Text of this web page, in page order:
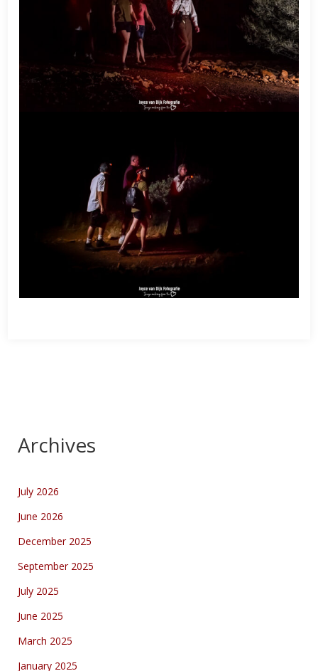
Archives
July 2026
June 2026
December 2025
September 2025
July 2025
June 2025
March 2025
January 2025